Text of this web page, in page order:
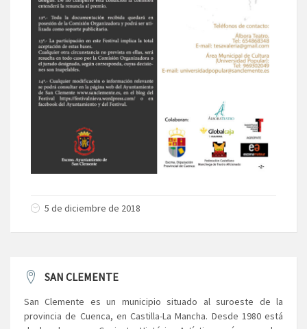
5 de diciembre de 2018
SAN CLEMENTE
San Clemente es un municipio situado al suroeste de la
provincia de Cuenca, en Castilla-La Mancha. Desde 1980 está